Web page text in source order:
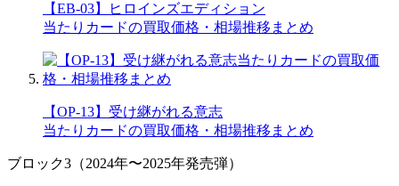
【EB-03】ヒロインズエディション
当たりカードの買取価格・相場推移まとめ
【OP-13】受け継がれる意志
当たりカードの買取価格・相場推移まとめ
ブロック3（2024年〜2025年発売弾）